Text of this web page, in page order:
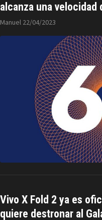
alcanza una velocidad
Manuel 22/04/2023
Vivo X Fold 2 ya es
quiere destronar al